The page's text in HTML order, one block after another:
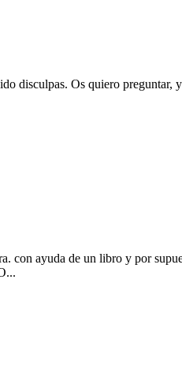
disculpas. Os quiero
con ayuda de un libro y por